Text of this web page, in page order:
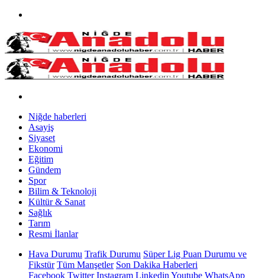
Niğde haberleri
Asayiş
Siyaset
Ekonomi
Eğitim
Gündem
Spor
Bilim & Teknoloji
Kültür & Sanat
Sağlık
Tarım
Resmi İlanlar
Hava Durumu Trafik Durumu Süper Lig Puan Durumu ve
Fikstür Tüm Manşetler Son Dakika Haberleri
Facebook Twitter Instagram Linkedin Youtube WhatsApp